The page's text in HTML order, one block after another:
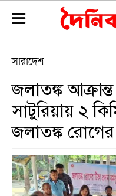
সারাদেশ
জলাতঙ্ক
সাটুরিয়ায় ২
জলাতঙ্ক রোগের